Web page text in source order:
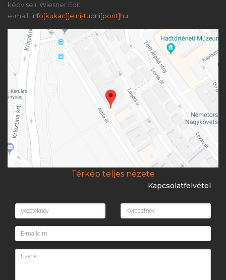
képviseli: Wiesner Edit
e-mail: info[kukac]]elni-tudni[pont]hu
Térkép teljes nézete
Kapcsolatfelvétel